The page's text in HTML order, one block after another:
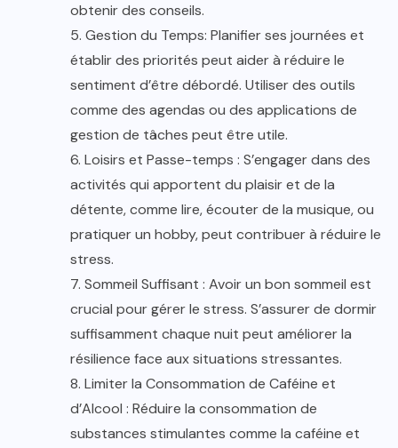
obtenir des conseils.
5. Gestion du Temps: Planifier ses journées et
établir des priorités peut aider à réduire le
sentiment d’être débordé. Utiliser des outils
comme des agendas ou des applications de
gestion de tâches peut être utile.
6. Loisirs et Passe-temps : S’engager dans des
activités qui apportent du plaisir et de la
détente, comme lire, écouter de la musique, ou
pratiquer un hobby, peut contribuer à réduire le
stress.
7. Sommeil Suffisant : Avoir un bon sommeil est
crucial pour gérer le stress. S’assurer de dormir
suffisamment chaque nuit peut améliorer la
résilience face aux situations stressantes.
8. Limiter la Consommation de Caféine et
d’Alcool : Réduire la consommation de
substances stimulantes comme la caféine et